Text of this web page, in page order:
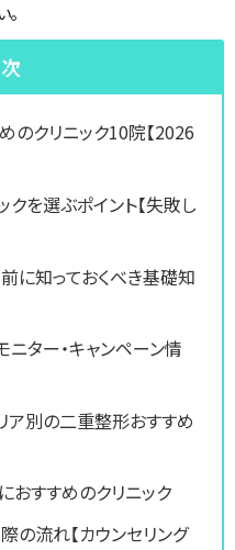
クリニック10院【2026
を選ぶポイント【失敗し
に知っておくべき基礎知
ター・キャンペーン情
ア別の二重整形おすすめ
すすめのクリニック
流れ【カウンセリング